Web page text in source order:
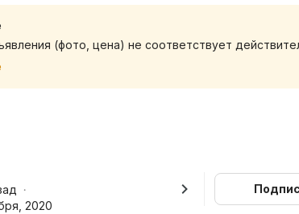
(фото, цена) не соответствует
•
2020